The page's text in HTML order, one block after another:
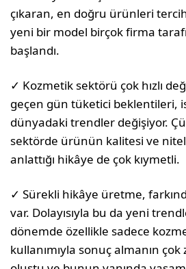
çıkaran, en doğru ürünleri
yeni bir model birçok firma
başlandı.
✓ Kozmetik sektörü çok hızlı
geçen gün tüketici beklentileri,
dünyadaki trendler değişiyor.
sektörde ürünün kalitesi ve
anlattığı hikâye de çok kıymetli.
✓ Sürekli hikâye üretme,
var. Dolayısıyla bu da yeni
dönemde özellikle sadece
kullanımıyla sonuç almanın